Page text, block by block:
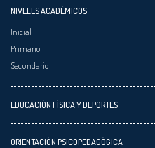
NIVELES ACADÉMICOS
Inicial
Primario
Secundario
EDUCACIÓN FÍSICA Y DEPORTES
ORIENTACIÓN PSICOPEDAGÓGICA